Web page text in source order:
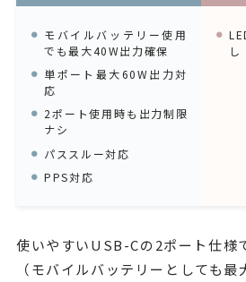
モバイルバッテリー使用
でも最大40W出力確保
単ポート最大60W出力対
応
2ポート使用時も出力制限
ナシ
パススルー対応
PPS対応
し
使いやすいUSB-Cの2ポート仕様
（モバイルバッテリーとしても最